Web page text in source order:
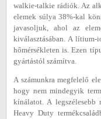
walkie-talkie rádiók. Az
elemek súlya 38%-kal
javasoljuk, ahol az
kiválasztásában. A lítium-
hőmérsékleten is. Ezen
gyártástól számítva.
A számunkra megfelelő
hogy nem mindegyik
kínálatot. A legszélesebb
Heavy Duty